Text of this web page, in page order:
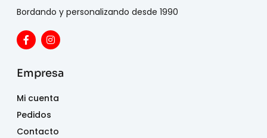
Bordando y personalizando desde 1990
Empresa
Mi cuenta
Pedidos
Contacto